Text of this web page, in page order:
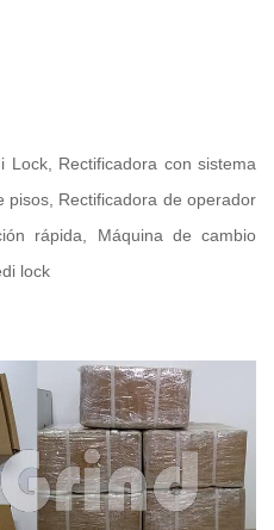
Lock, Rectificadora con sistema
pisos, Rectificadora de operador
rápida, Máquina de cambio
lock